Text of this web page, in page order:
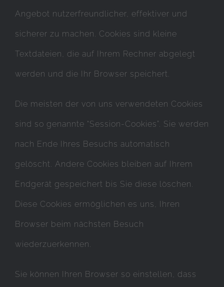
Angebot nutzerfreundlicher, effektiver und
sicherer zu machen. Cookies sind kleine
Textdateien, die auf Ihrem Rechner abgelegt
werden und die Ihr Browser speichert.
Die meisten der von uns verwendeten Cookies
sind so genannte “Session-Cookies”. Sie werden
nach Ende Ihres Besuchs automatisch
gelöscht. Andere Cookies bleiben auf Ihrem
Endgerät gespeichert bis Sie diese löschen.
Diese Cookies ermöglichen es uns, Ihren
Browser beim nächsten Besuch
wiederzuerkennen.
Sie können Ihren Browser so einstellen, dass